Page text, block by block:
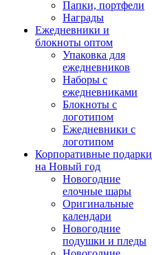
Папки, портфели
Награды
Ежедневники и
блокноты оптом
Упаковка для
ежедневников
Наборы с
ежедневниками
Блокноты с
логотипом
Ежедневники с
логотипом
Корпоративные подарки
на Новый год
Новогодние
елочные шары
Оригинальные
календари
Новогодние
подушки и пледы